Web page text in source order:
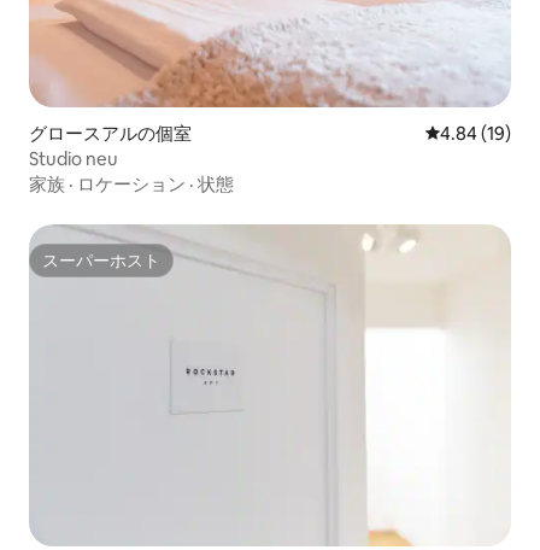
グロースアルの個室 レビュー19
4.84 (19)
Studio neu
家族 · ロケーション · 状態
スーパーホスト
スーパーホスト